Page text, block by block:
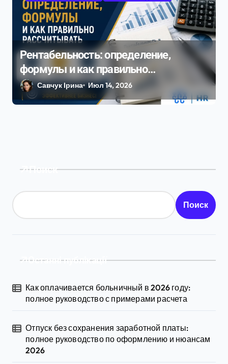
Рентабельность: определение,
формулы и как правильно
рассчитывать
Савчук Ірина Июл 14, 2026
Поиск
Поиск
Останні публікації
Как оплачивается больничный в 2026 году:
полное руководство с примерами расчета
Отпуск без сохранения заработной платы:
полное руководство по оформлению и нюансам
2026